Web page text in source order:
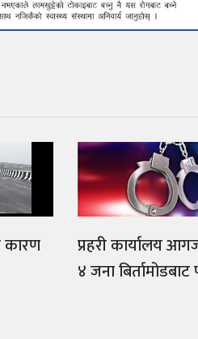
कारण
प्रहरी कार्यालय
४ जना बिर्तामोडबाट